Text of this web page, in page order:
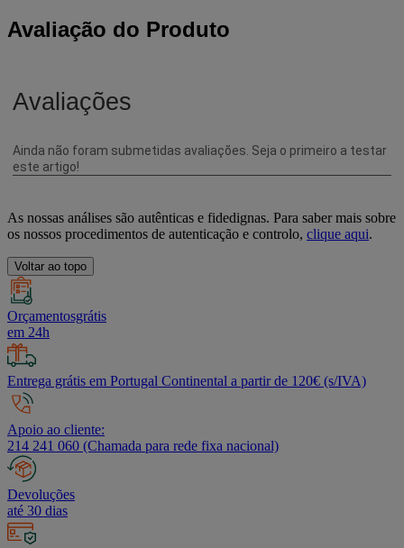
Avaliação do Produto
As nossas análises são autênticas e fidedignas. Para saber mais sobre
os nossos procedimentos de autenticação e controlo, clique aqui.
Voltar ao topo
Orçamentosgrátis
em 24h
Entrega grátis em Portugal Continental a partir de 120€ (s/IVA)
Apoio ao cliente:
214 241 060 (Chamada para rede fixa nacional)
Devoluções
até 30 dias